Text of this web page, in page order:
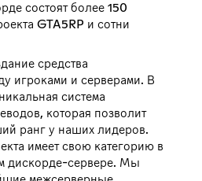
состоят более 150
GTA5RP и сотни
средства
игроками и серверами. В
система
которая позволит
ранг у наших лидеров.
имеет свою категорию в
дискорде-сервере. Мы